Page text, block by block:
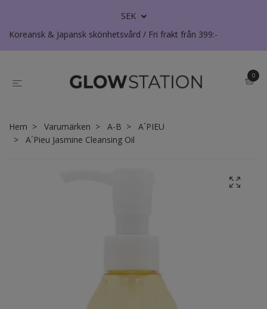
SEK
Koreansk & Japansk skönhetsvård / Fri frakt från 399:-
0
Hem Varumärken A-B
A´PIEU
A´Pieu Jasmine Cleansing Oil